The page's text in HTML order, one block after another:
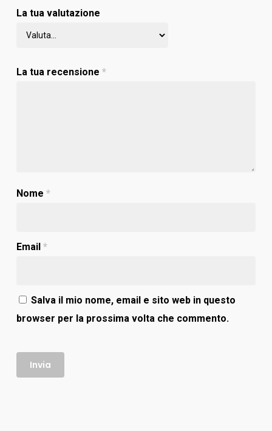
La tua valutazione
La tua recensione *
Nome *
Email *
Salva il mio nome, email e sito web in questo
browser per la prossima volta che commento.